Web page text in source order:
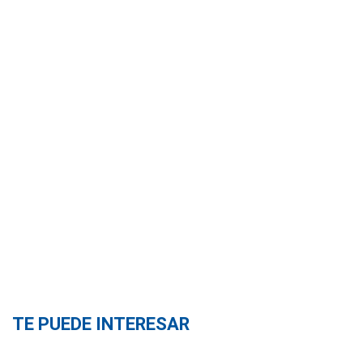
TE PUEDE INTERESAR